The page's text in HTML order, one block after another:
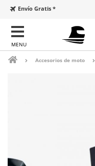
Envío Gratis *
Accesorios de moto